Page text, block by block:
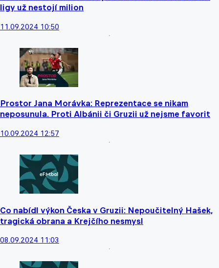
ligy už nestojí milion
11.09.2024 10:50
Prostor Jana Morávka: Reprezentace se nikam
neposunula. Proti Albánii či Gruzii už nejsme favorit
10.09.2024 12:57
Co nabídl výkon Česka v Gruzii: Nepoučitelný Hašek,
tragická obrana a Krejčího nesmysl
08.09.2024 11:03